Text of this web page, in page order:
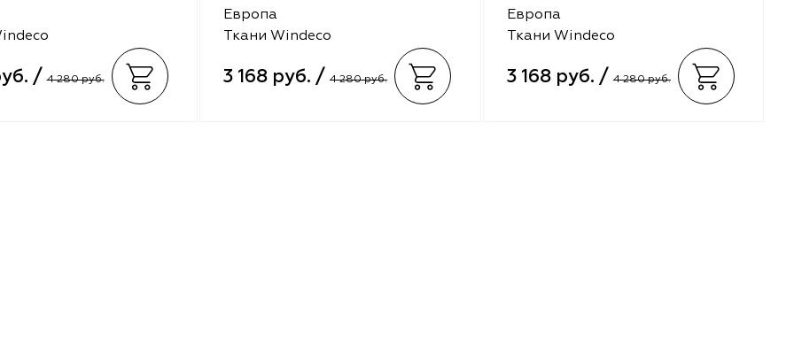
/4 280 руб.
Европа
Ткани Windeco
3 168 руб. /4 280 руб.
Европа
Ткани Windeco
3 168 руб. / 4 280 руб.